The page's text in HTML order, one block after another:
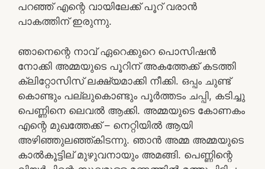
പറഞ്ഞ് എന്റെ വായിലേക്ക് പൂറ് വരാൻ
പാകത്തിന് ഇരുന്നു.
ഞാനെന്റെ നാവ് ഏറെക്കുറെ പൊസിഷൻ
നോക്കി അമ്മയുടെ പൂറിന് അകത്തേക്ക് കടത്തി
ക്ലിറ്റോസിസ് ലക്ഷ്യമാക്കി നീക്കി. ഒപ്പം ചുണ്ട്
കൊണ്ടും പല്ലുകൊണ്ടും പൂർത്തടം ചപ്പി, കടിച്ചു
പെണ്ണിനെ ലെവൽ ആക്കി. അമ്മയുടെ കോണകം
എന്റെ മുഖത്തേക്ക് – നെറ്റിയിൽ ആയി
അഴിഞ്ഞുലഞ്ഞ്കിടന്നു. ഞാൻ അമ്മ അമ്മയുടെ
കാൽകൂട്ടില് മുഴുവനായും അമങ്ങി. പെണ്ണിന്റെ